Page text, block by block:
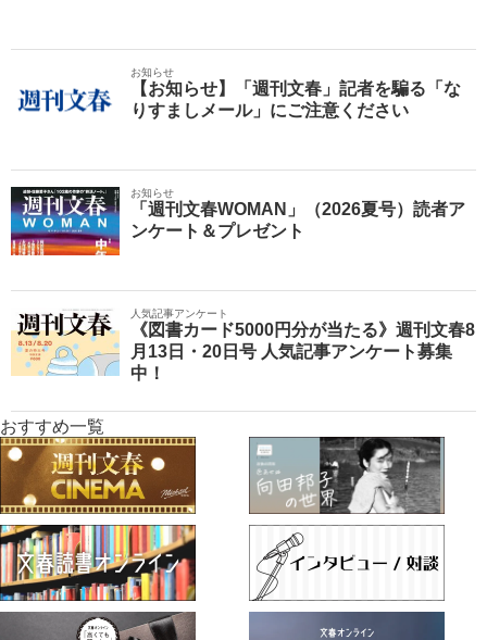
お知らせ
【お知らせ】「週刊文春」記者を騙る「な
りすましメール」にご注意ください
お知らせ
「週刊文春WOMAN」（2026夏号）読者ア
ンケート＆プレゼント
人気記事アンケート
《図書カード5000円分が当たる》週刊文春8
月13日・20日号 人気記事アンケート募集
中！
おすすめ一覧